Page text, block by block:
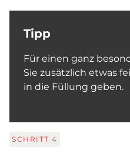
Tipp
Für einen ganz
Sie zusätzlich etwas
in die Füllung geben.
SCHRITT 4